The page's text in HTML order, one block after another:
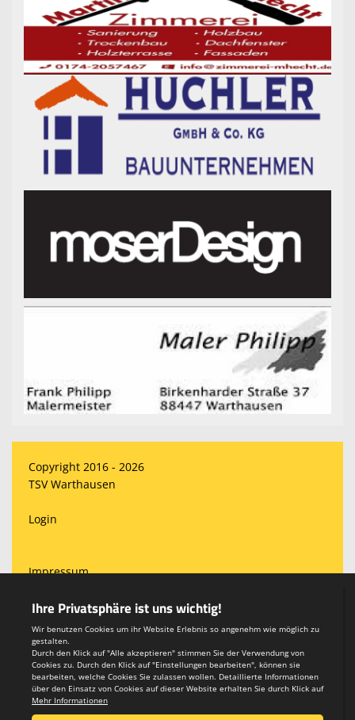
Copyright 2016 - 2026
TSV Warthausen
Login
Impressum
Teamsports 2
Dein Sportverein online